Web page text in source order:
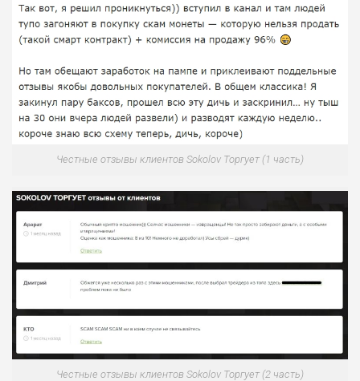
Честные отзывы клиентов Sokolov Торгует (1 часть)
Честные отзывы клиентов Sokolov Торгует (2 часть)